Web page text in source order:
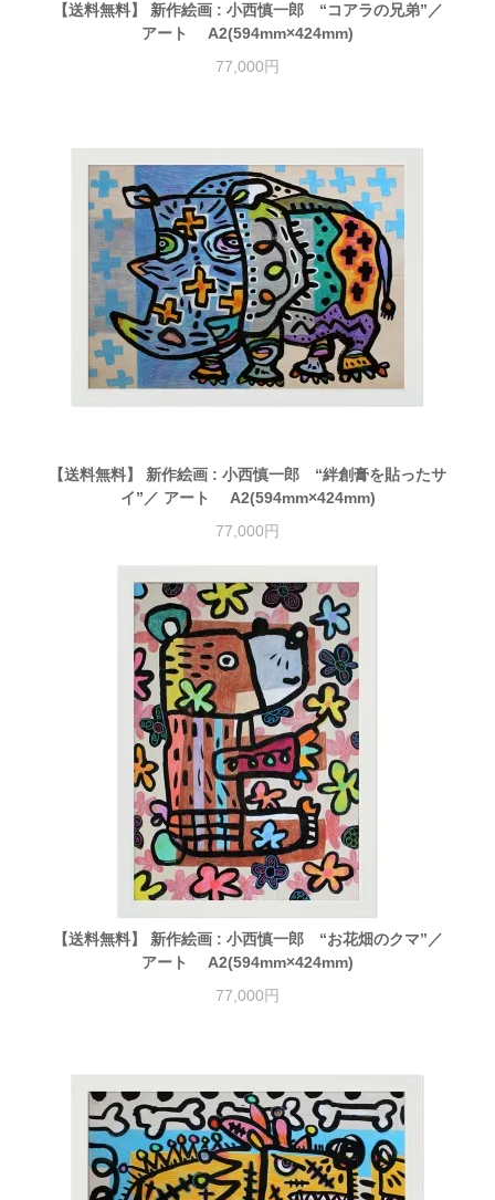
【送料無料】 新作絵画 : 小西慎一郎 “コアラの兄弟”／
アート A2(594mm×424mm)
77,000円
【送料無料】 新作絵画 : 小西慎一郎 “絆創膏を貼ったサ
イ”／ アート A2(594mm×424mm)
77,000円
【送料無料】 新作絵画 : 小西慎一郎 “お花畑のクマ”／
アート A2(594mm×424mm)
77,000円